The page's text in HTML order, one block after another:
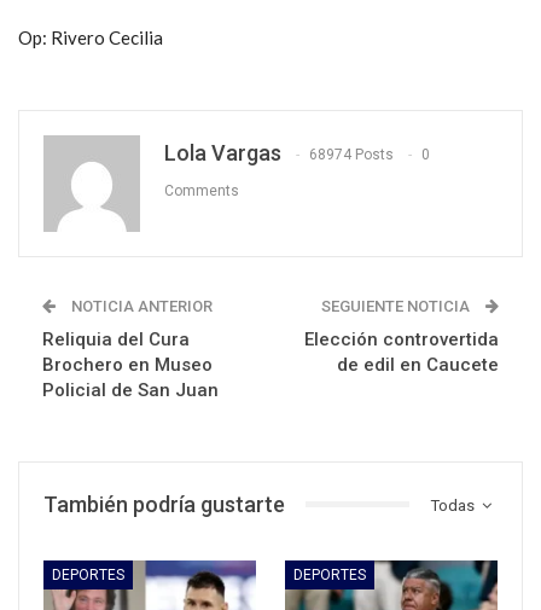
Op: Rivero Cecilia
Lola Vargas 68974 Posts 0
Comments
NOTICIA ANTERIOR
Reliquia del Cura
Brochero en Museo
Policial de San Juan
SEGUIENTE NOTICIA
Elección controvertida
de edil en Caucete
Todas
También podría gustarte
DEPORTES DEPORTES